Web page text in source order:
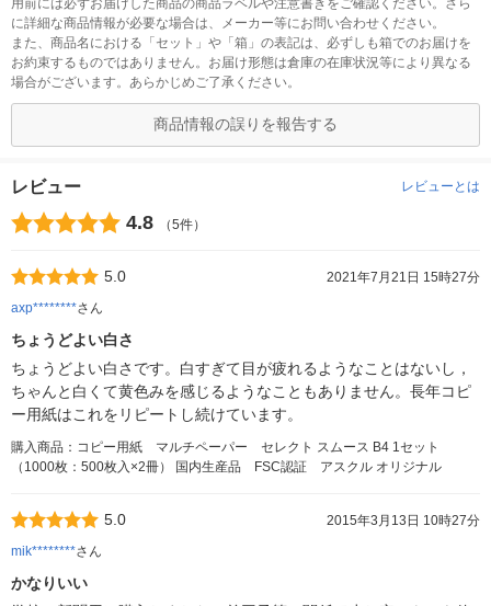
用前には必ずお届けした商品の商品ラベルや注意書きをご確認ください。さら
に詳細な商品情報が必要な場合は、メーカー等にお問い合わせください。
また、商品名における「セット」や「箱」の表記は、必ずしも箱でのお届けを
お約束するものではありません。お届け形態は倉庫の在庫状況等により異なる
場合がございます。あらかじめご了承ください。
商品情報の誤りを報告する
レビュー レビューとは
4.8 （5件）
5.0
2021年7月21日 15時27分
axp********さん
ちょうどよい白さ
ちょうどよい白さです。白すぎて目が疲れるようなことはないし，
ちゃんと白くて黄色みを感じるようなこともありません。長年コピ
ー用紙はこれをリピートし続けています。
購入商品：コピー用紙 マルチペーパー セレクト スムース B4 1セット
（1000枚：500枚入×2冊） 国内生産品 FSC認証 アスクル オリジナル
5.0
2015年3月13日 10時27分
mik********さん
かなりいい